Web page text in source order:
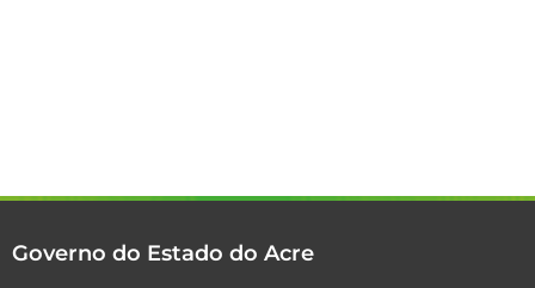
Governo do Estado do Acre